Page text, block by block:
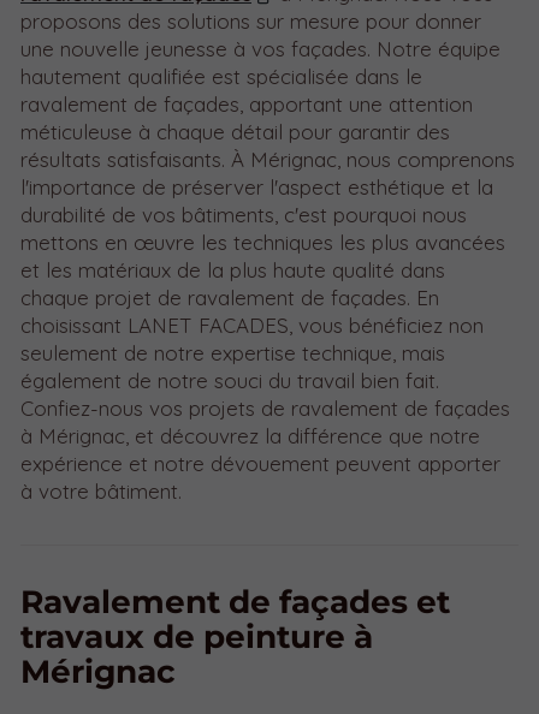
proposons des solutions sur mesure pour donner
une nouvelle jeunesse à vos façades. Notre équipe
hautement qualifiée est spécialisée dans le
ravalement de façades, apportant une attention
méticuleuse à chaque détail pour garantir des
résultats satisfaisants. À Mérignac, nous comprenons
l'importance de préserver l'aspect esthétique et la
durabilité de vos bâtiments, c'est pourquoi nous
mettons en œuvre les techniques les plus avancées
et les matériaux de la plus haute qualité dans
chaque projet de ravalement de façades. En
choisissant LANET FACADES, vous bénéficiez non
seulement de notre expertise technique, mais
également de notre souci du travail bien fait.
Confiez-nous vos projets de ravalement de façades
à Mérignac, et découvrez la différence que notre
expérience et notre dévouement peuvent apporter
à votre bâtiment.
Ravalement de façades et
travaux de peinture à
Mérignac